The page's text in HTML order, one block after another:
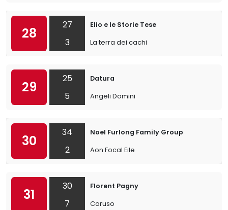
28
27
3
Elio e le Storie Tese
La terra dei cachi
29
25
5
Datura
Angeli Domini
30
34
2
Noel Furlong Family Group
Aon Focal Eile
31
30
7
Florent Pagny
Caruso